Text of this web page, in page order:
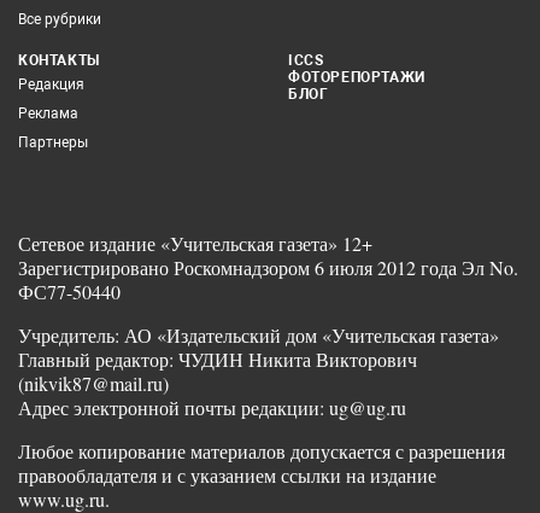
Все рубрики
КОНТАКТЫ
Редакция
Реклама
Партнеры
ICCS
ФОТОРЕПОРТАЖИ
БЛОГ
Сетевое издание «Учительская газета» 12+
Зарегистрировано Роскомнадзором 6 июля 2012 года Эл No.
ФС77-50440
Учредитель: АО «Издательский дом «Учительская газета»
Главный редактор: ЧУДИН Никита Викторович
(nikvik87@mail.ru)
Адрес электронной почты редакции: ug@ug.ru
Любое копирование материалов допускается с разрешения
правообладателя и с указанием ссылки на издание
www.ug.ru.